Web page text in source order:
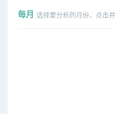
毎月 选择要分析的月份，点击